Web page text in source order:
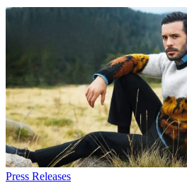
Press Releases